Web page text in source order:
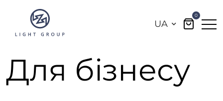
UA
0
Для бізнесу